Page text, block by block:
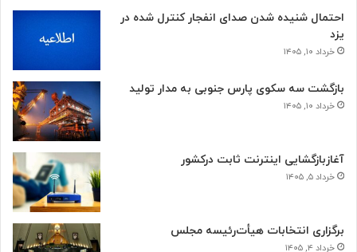
احتمال شنیده شدن صدای انفجار کنترل شده در
یزد
خرداد ۱۰, ۱۴۰۵
بازگشت سه سکوی پارس جنوبی به مدار تولید
خرداد ۱۰, ۱۴۰۵
آغازبازگشایی اینترنت ثابت درکشور
خرداد ۵, ۱۴۰۵
برگزاری انتخابات هیأت‌رئیسه مجلس
خرداد ۴, ۱۴۰۵